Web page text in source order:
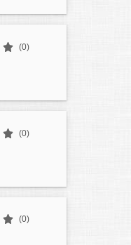
(0)
(0)
(0)